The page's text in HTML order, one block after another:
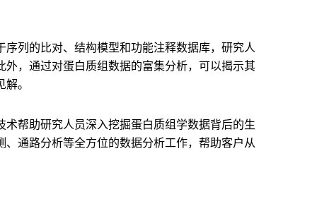
列的比对、结构模型和功能注释数据库，研究人
，通过对蛋白质组数据的富集分析，可以揭示其
。
帮助研究人员深入挖掘蛋白质组学数据背后的生
通路分析等全方位的数据分析工作，帮助客户从